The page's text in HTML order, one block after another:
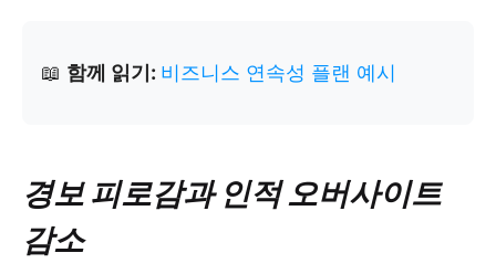
📖 함께 읽기: 비즈니스 연속성 플랜 예시
경보 피로감과 인적 오버사이트
감소